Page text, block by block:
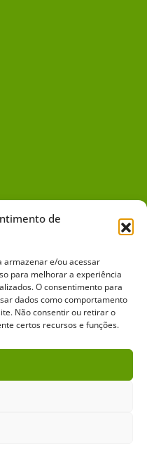
de
armazenar e/ou acessar
para melhorar a experiência
O consentimento para
dados como comportamento
Não consentir ou retirar o
certos recursos e funções.
Anuncie
Todos os direitos